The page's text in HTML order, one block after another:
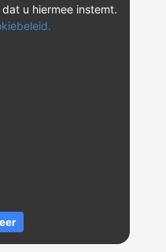
tijdens
ons op of
u hiermee instemt.